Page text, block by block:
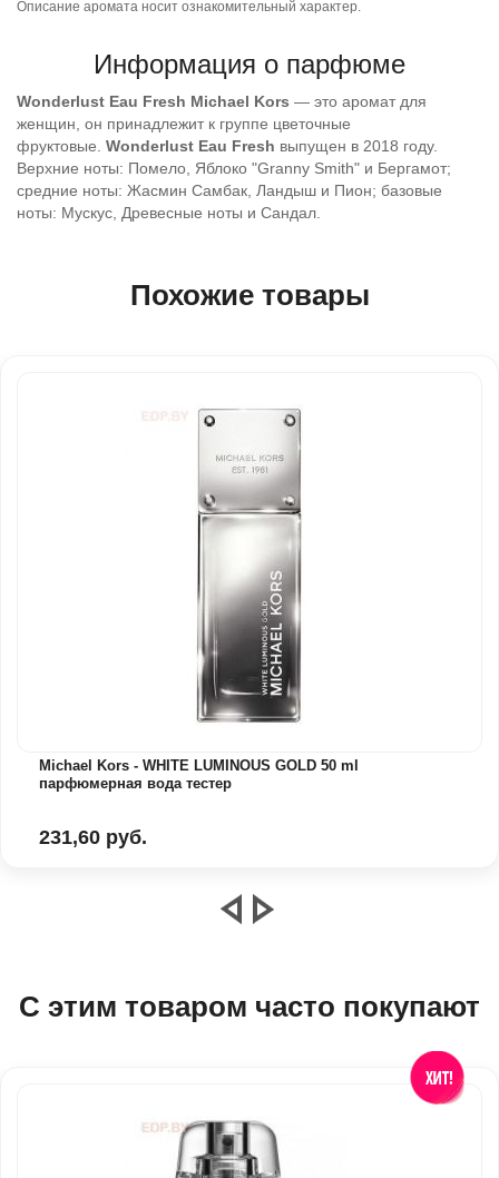
Описание аромата носит ознакомительный характер.
Информация о парфюме
Wonderlust Eau Fresh Michael Kors — это аромат для
женщин, он принадлежит к группе цветочные
фруктовые. Wonderlust Eau Fresh выпущен в 2018 году.
Верхние ноты: Помело, Яблоко "Granny Smith" и Бергамот;
средние ноты: Жасмин Самбак, Ландыш и Пион; базовые
ноты: Мускус, Древесные ноты и Сандал.
Похожие товары
Michael Kors - WHITE LUMINOUS GOLD 50 ml
парфюмерная вода тестер
231,60 руб.
С этим товаром часто покупают